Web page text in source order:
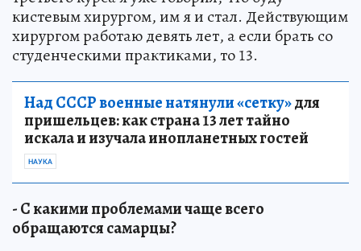
кистевым хирургом, им я и стал. Действующим
хирургом работаю девять лет, а если брать со
студенческими практиками, то 13.
Над СССР военные натянули «сетку»для
пришельцев: как страна 13 лет тайно
искала и изучала инопланетных гостей
НАУКА
- С какими проблемами чаще всего
обращаются самарцы?